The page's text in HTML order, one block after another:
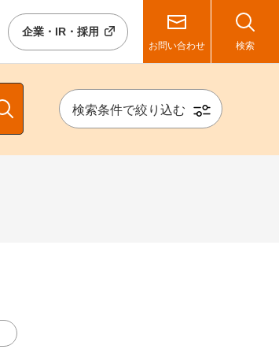
企業・IR・採用
お問い合わせ 検索
検索条件で絞り込む